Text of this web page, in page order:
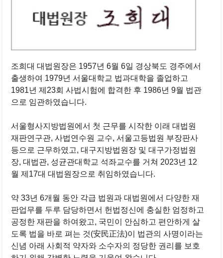
조희대 대법원장은 1957년 6월 6일 경상북도 경주에서
출생하여 1979년 서울대학교 법과대학을 졸업하고
1981년 제23회 사법시험에 합격한 후 1986년 9월 법관
으로 임관하였습니다.
서울형사지방법원에서 첫 근무를 시작한 이래 대법원
재판연구관, 사법연수원 교수, 서울고등법원 부장판사
등으로 근무하였고, 대구지방법원장 및 대구가정법원
장, 대법관, 성균관대학교 석좌교수를 거쳐 2023년 12
월 제17대 대법원장으로 취임하였습니다.
약 33년 6개월 동안 각급 법원과 대법원에서 다양한 재
판업무를 두루 담당하면서 헌법정신에 충실한 엄정하고
공정한 재판을 하여왔고, 국민이 안심하고 편안하게 살
도록 법을 바로 펴는 것(安民正法)이 법관의 사명이라는
신념 아래 사회적 약자와 소수자의 정당한 권리를 보호